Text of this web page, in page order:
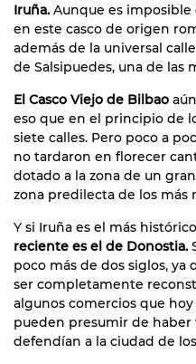
Iruña. Aunque es imposible
en este casco de origen
además de la universal
de Salsipuedes, una de las
El Casco Viejo de Bilbao
eso que en el principio de
siete calles. Pero poco a
no tardaron en florecer
dotado a la zona de un
zona predilecta de los más
Y si Iruña es el más
reciente es el de Donostia.
poco más de dos siglos, ya
ser completamente
algunos comercios que
pueden presumir de haber
defendían a la ciudad de